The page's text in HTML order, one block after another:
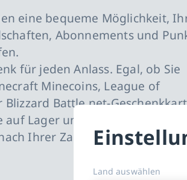
Land auswählen
eine bequeme Möglichkeit,
Abonnements und
für jeden Anlass. Egal, ob Sie
Minecoins, League of
Blizzard Battle.net-
Lager und alle Artikel sind
Ihrer Zahlung